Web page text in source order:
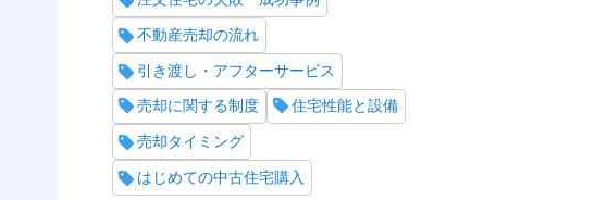
不動産売却の流れ
引き渡し・アフターサービス
売却に関する制度 住宅性能と設備
売却タイミング
はじめての中古住宅購入